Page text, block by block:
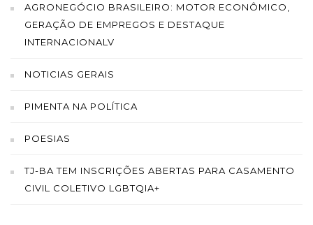
AGRONEGÓCIO BRASILEIRO: MOTOR ECONÔMICO,
GERAÇÃO DE EMPREGOS E DESTAQUE
INTERNACIONALV
NOTICIAS GERAIS
PIMENTA NA POLÍTICA
POESIAS
TJ-BA TEM INSCRIÇÕES ABERTAS PARA CASAMENTO
CIVIL COLETIVO LGBTQIA+